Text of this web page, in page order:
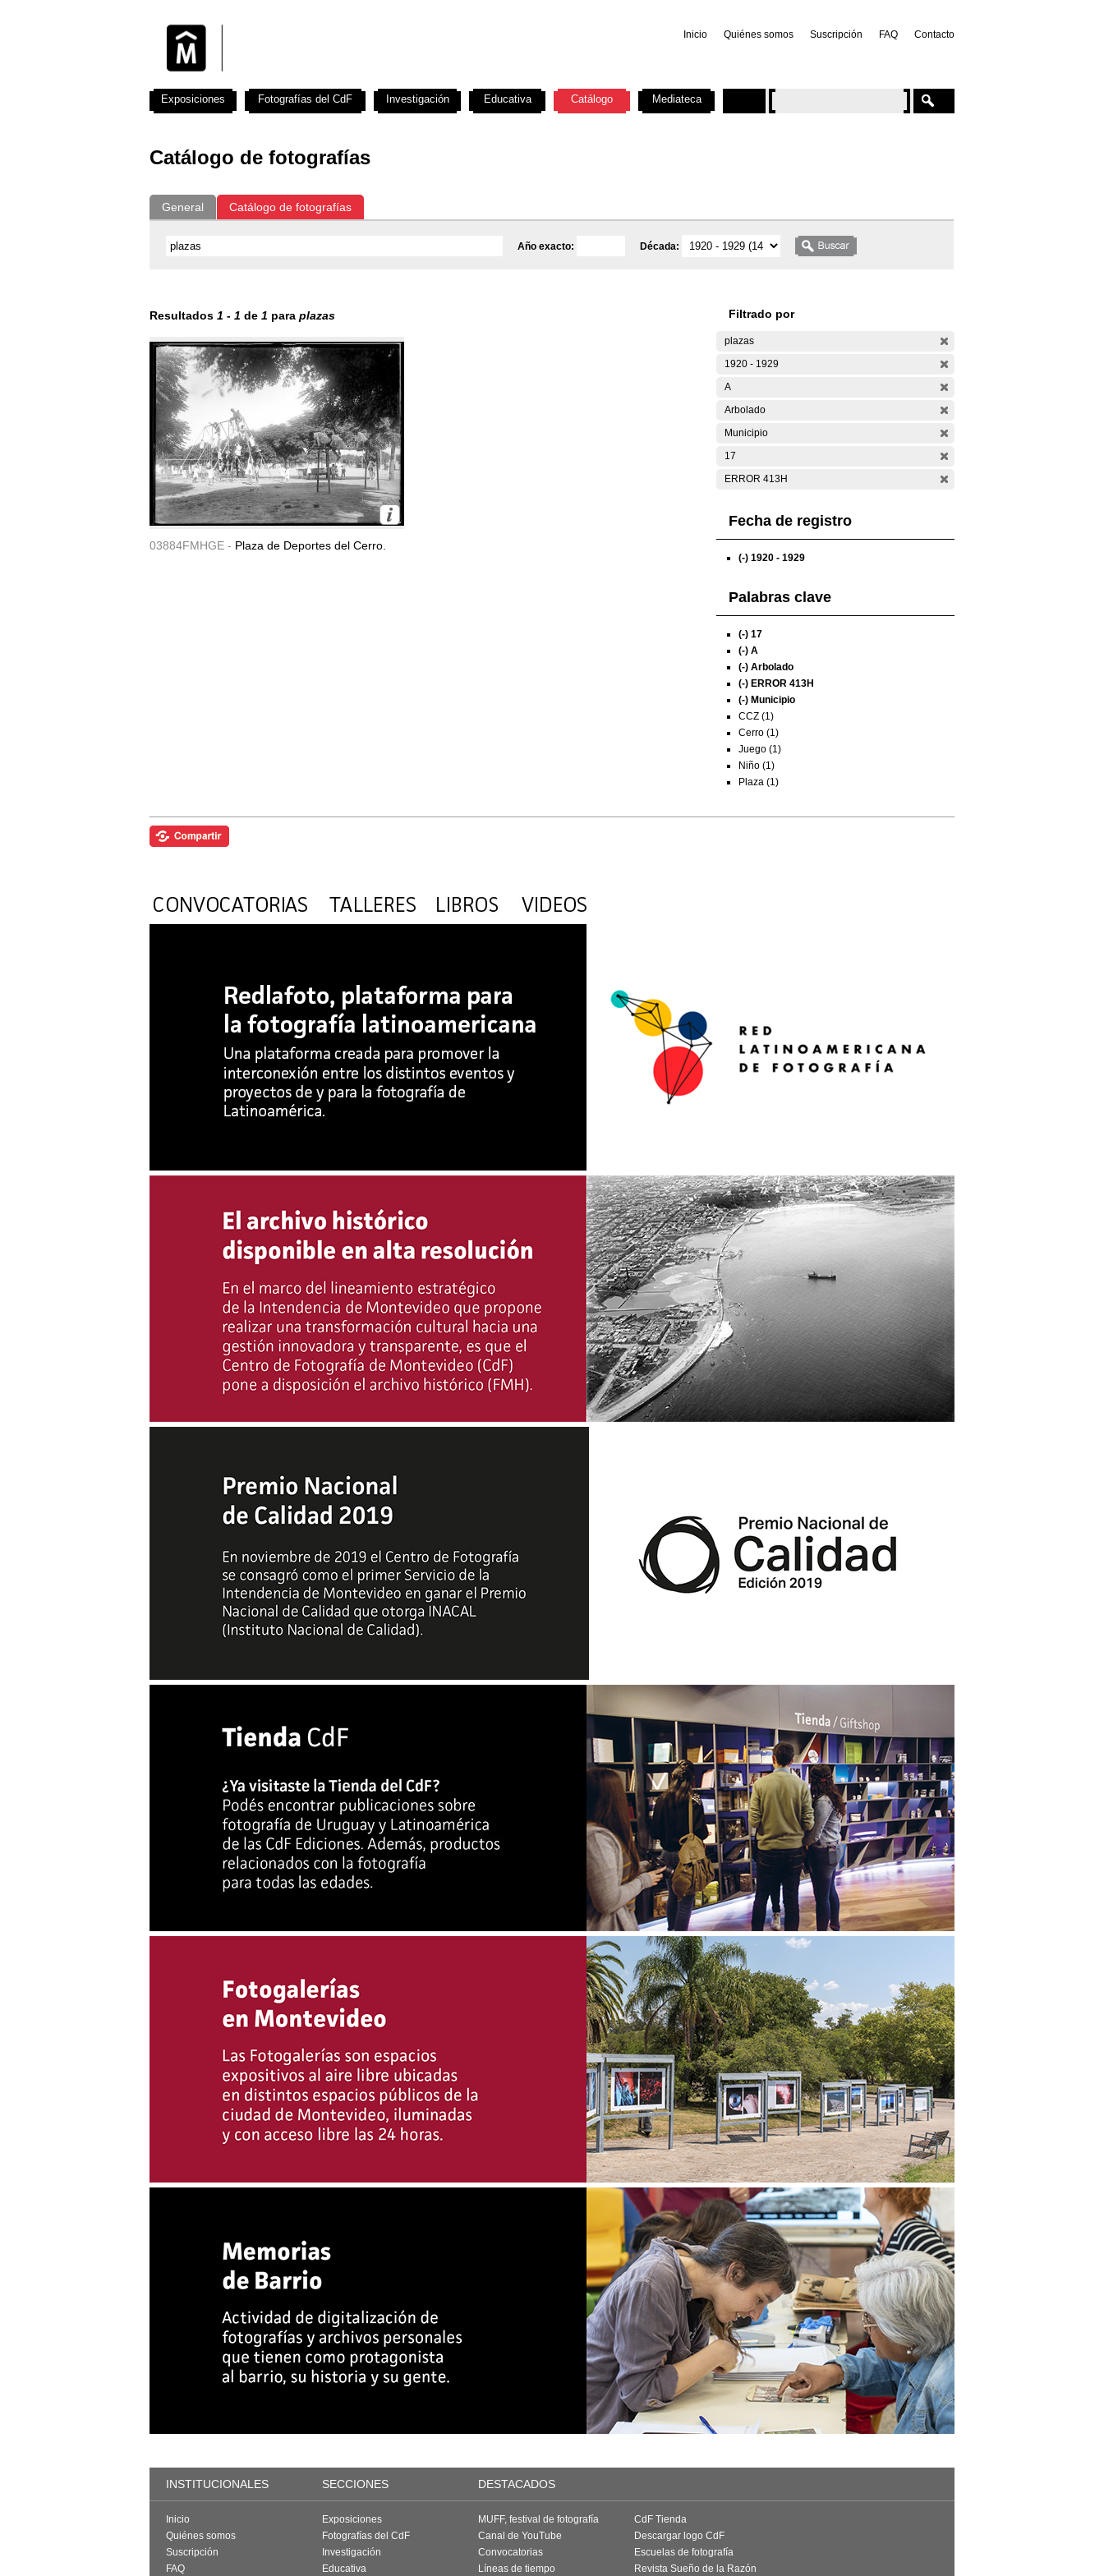
Inicio Quiénes somos Suscripción FAQ Contacto
Catálogo de fotografías
General Catálogo de fotografías
Año exacto: Década:
Resultados 1 - 1 de 1 para plazas
03884FMHGE - Plaza de Deportes del Cerro.
Filtrado por
plazas
1920 - 1929
A
Arbolado
Municipio
17
ERROR 413H
Fecha de registro
(-) 1920 - 1929
Palabras clave
(-) 17
(-) A
(-) Arbolado
(-) ERROR 413H
(-) Municipio
CCZ (1)
Cerro (1)
Juego (1)
Niño (1)
Plaza (1)
Exposiciones Fotografías del CdF Investigación Educativa Catálogo Mediateca
INSTITUCIONALES SECCIONES DESTACADOS
Inicio
Quiénes somos
Suscripción
FAQ
Exposiciones
Fotografías del CdF
Investigación
Educativa
MUFF, festival de fotografía
Canal de YouTube
Convocatorias
Líneas de tiempo
CdF Tienda
Descargar logo CdF
Escuelas de fotografía
Revista Sueño de la Razón